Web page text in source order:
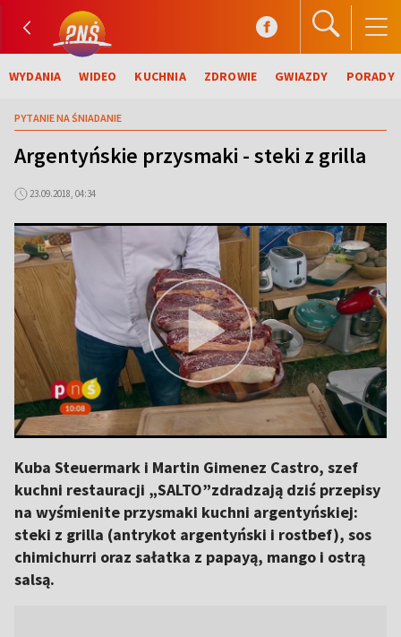
WYDANIA WIDEO KUCHNIA ZDROWIE GWIAZDY PORADY
PYTANIE NA ŚNIADANIE
Argentyńskie przysmaki - steki z grilla
23.09.2018, 04:34
Kuba Steuermark i Martin Gimenez Castro, szef
kuchni restauracji „SALTO”zdradzają dziś przepisy
na wyśmienite przysmaki kuchni argentyńskiej:
steki z grilla (antrykot argentyński i rostbef), sos
chimichurri oraz sałatka z papayą, mango i ostrą
salsą.